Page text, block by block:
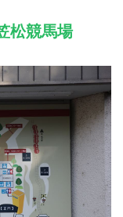
松競馬場